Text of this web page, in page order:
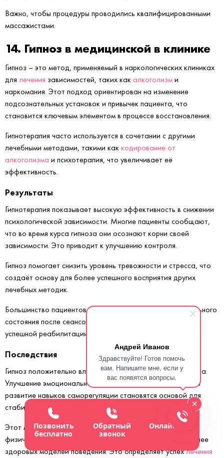
Андрей Иванов
Здравствуйте! Готов помочь
вам. Напишите мне, если у
вас появятся вопросы.
Важно, чтобы процедуры проводились квалифицированными
массажистами.
14. Гипноз в медицинской в клинике
Гипноз – это метод, применяемый в наркологических клиниках
для лечения зависимостей, таких как алкоголизм и
наркомания. Этот подход ориентирован на изменение
подсознательных установок и привычек пациента, что
становится ключевым элементом в процессе восстановления.
Гипнотерапия часто используется в сочетании с другими
лечебными методами, такими как кодирование от
алкоголизма и психотерапия, что увеличивает её
эффективность.
Результаты
Гипнотерапия показывает высокую эффективность в снижении
психологической зависимости. Многие пациенты сообщают,
что во время курса гипноза они осознают корни своей
зависимости. Это приводит к улучшению контроля.
Гипноз помогает снизить уровень тревожности и стресса, что
создаёт основу для более успешного восприятия других
лечебных методик.
Большинство пациентов отмечают улучшение эмоционального
состояния после сеансов гипноза, что способствует их
успешной реабилитации.
Последствия
Гипноз положительно влияет на общее состояние пациента.
Улучшение эмоционального фона, изменение поведения и
развитие навыков саморегуляции становятся основой для
стабильной ремиссии.
Этот метод способствует не только избавлению от
физической зависимости, но и формированию новых, более
здоровых моделей поведения. Это определяет успехлечения
Позвонить
бесплатно
Обратный
звонок
Онлайн-чат